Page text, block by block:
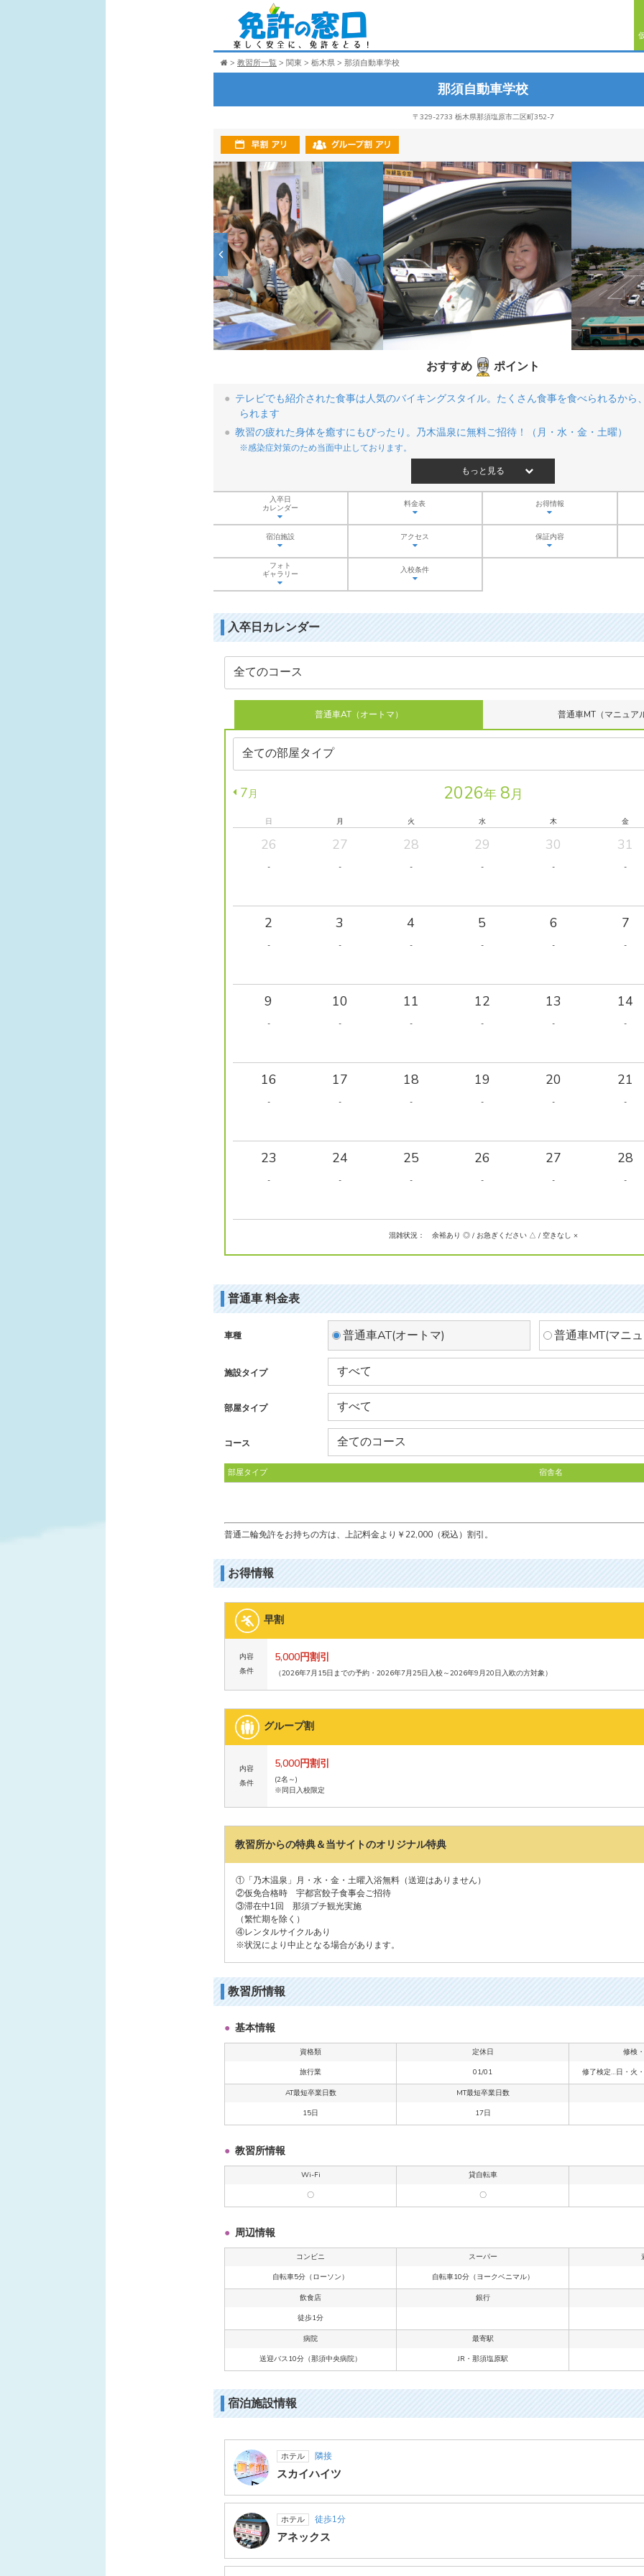
教習所一覧 関東 栃木県 那須自動車学校
那須自動車学校
〒329-2733 栃木県那須塩原市二区町352-7
おすすめ ポイント
テレビでも紹介された食事は人気のバイキングスタイル。たくさん食事を食べられるから
られます
教習の疲れた身体を癒すにもぴったり。乃木温泉に無料ご招待！（月・水・金・土曜）
※感染症対策のため当面中止しております。
もっと見る
入卒日
カレンダー
料金表 お得情報
宿泊施設 アクセス 保証内容
フォト
ギャラリー
入校条件
入卒日カレンダー
普通車AT（オートマ） 普通車MT（マニュア
7月 2026年 8月
日 月 火 水 木 金
26
-
27
-
28
-
29
-
30
-
31
-
2
-
3
-
4
-
5
-
6
-
7
-
9
-
10
-
11
-
12
-
13
-
14
-
16
-
17
-
18
-
19
-
20
-
21
-
23
-
24
-
25
-
26
-
27
-
28
-
混雑状況： 余裕あり ◎ / お急ぎください △ / 空きなし ×
普通車 料金表
車種 普通車AT(オートマ) 普通車MT(マニ
施設タイプ
部屋タイプ
コース
部屋タイプ 宿舎名
普通二輪免許をお持ちの方は、上記料金より￥22,000（税込）割引。
お得情報
早割
内容
条件
5,000円割引
（2026年7月15日までの予約・2026年7月25日入校～2026年9月20日入欧の方対象）
グループ割
内容
条件
5,000円割引
(2名～)
※同日入校限定
教習所からの特典＆当サイトのオリジナル特典
①「乃木温泉」月・水・金・土曜入浴無料（送迎はありません）
②仮免合格時 宇都宮餃子食事会ご招待
③滞在中1回 那須プチ観光実施
（繁忙期を除く）
④レンタルサイクルあり
※状況により中止となる場合があります。
教習所情報
基本情報
資格類 定休日
修検
旅行業
01/01 修了検定…日・火
AT最短卒業日数
MT最短卒業日数
15日
17日
教習所情報
Wi-Fi
貸自転車
〇
〇
周辺情報
コンビニ スーパー
自転車5分（ローソン）
自転車10分（ヨークベニマル）
飲食店
銀行
徒歩1分
病院
最寄駅
送迎バス10分（那須中央病院）
JR・那須塩原駅
宿泊施設情報
ホテル 隣接
スカイハイツ
ホテル 徒歩1分
アネックス